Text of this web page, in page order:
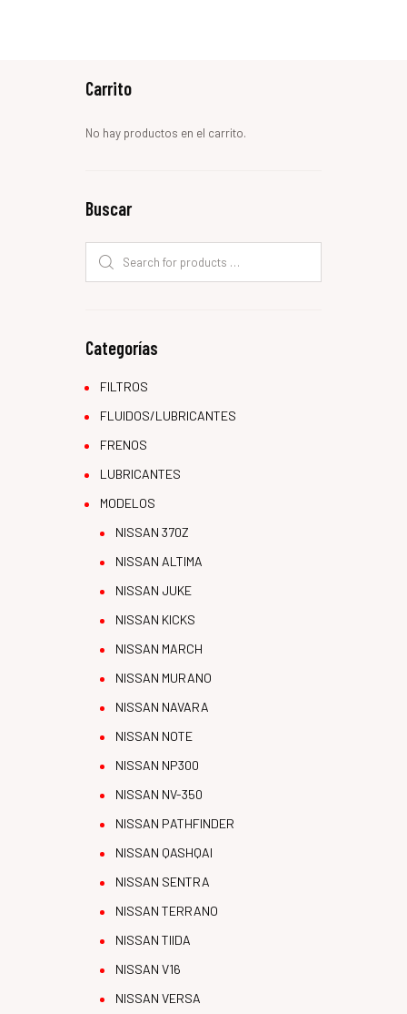
Carrito
No hay productos en el carrito.
Buscar
Categorías
FILTROS
FLUIDOS/LUBRICANTES
FRENOS
LUBRICANTES
MODELOS
NISSAN 370Z
NISSAN ALTIMA
NISSAN JUKE
NISSAN KICKS
NISSAN MARCH
NISSAN MURANO
NISSAN NAVARA
NISSAN NOTE
NISSAN NP300
NISSAN NV-350
NISSAN PATHFINDER
NISSAN QASHQAI
NISSAN SENTRA
NISSAN TERRANO
NISSAN TIIDA
NISSAN V16
NISSAN VERSA